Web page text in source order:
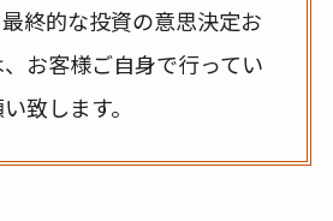
終的な投資の意思決定お
お客様ご自身で行ってい
致します。